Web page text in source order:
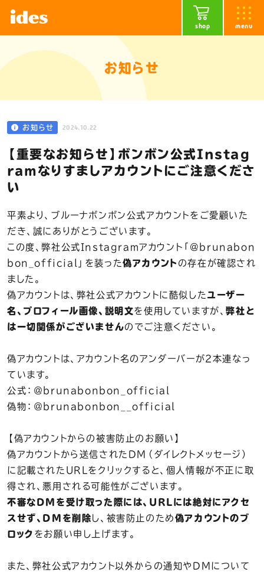
shop menu
お知らせ
お知らせ 2024.10.22
【重要なお知らせ】ボンボン公式Instag
ramなりすましアカウントにご注意くださ
い
平素より、ブルーナボンボン公式アカウントをご愛顧いた
だき、誠にありがとうございます。
この度、弊社公式Instagramアカウント「@brunabon
bon_official」を装った偽アカウント の存在が確認され
ました。
偽アカウントは、弊社公式アカウントに酷似した ユーザー
名、プロフィール画像、説明文を使用していますが、弊社と
は一切関係がございませんのでご注意ください。
偽アカウントは、アカウント名のアンダーバーが２本連なっ
ています。
公式：＠brunabonbon_official
偽物：＠brunabonbon__official
【偽アカウントからの被害防止のお願い】
偽アカウントから送信されたDM（ダイレクトメッセージ）
に記載されたURLをクリックすると、個人情報が不正に取
得され、悪用される可能性がございます。
不審なDMを受け取った際には、URLには絶対にアクセ
スせず、DMを削除 し、被害防止のため 偽アカウントのブ
ロック をお願い申し上げます。
また、弊社公式アカウント以外からの通知やDMについて